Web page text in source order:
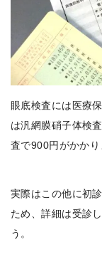
眼底検査には医療
は汎網膜硝子体検
査で900円がかかり
実際はこの他に初
ため、詳細は受診
う。